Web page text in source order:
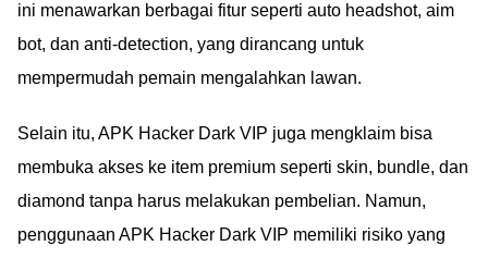
ini menawarkan berbagai fitur seperti auto headshot, aim
bot, dan anti-detection, yang dirancang untuk
mempermudah pemain mengalahkan lawan.
Selain itu, APK Hacker Dark VIP juga mengklaim bisa
membuka akses ke item premium seperti skin, bundle, dan
diamond tanpa harus melakukan pembelian. Namun,
penggunaan APK Hacker Dark VIP memiliki risiko yang